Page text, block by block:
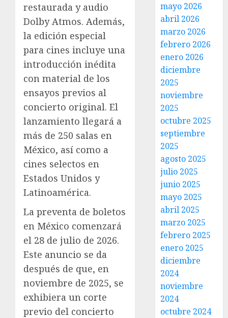
restaurada y audio
Dolby Atmos. Además,
la edición especial
para cines incluye una
introducción inédita
con material de los
ensayos previos al
concierto original. El
lanzamiento llegará a
más de 250 salas en
México, así como a
cines selectos en
Estados Unidos y
Latinoamérica.
La preventa de boletos
en México comenzará
el 28 de julio de 2026.
Este anuncio se da
después de que, en
noviembre de 2025, se
exhibiera un corte
previo del concierto
mayo 2026
abril 2026
marzo 2026
febrero 2026
enero 2026
diciembre
2025
noviembre
2025
octubre 2025
septiembre
2025
agosto 2025
julio 2025
junio 2025
mayo 2025
abril 2025
marzo 2025
febrero 2025
enero 2025
diciembre
2024
noviembre
2024
octubre 2024